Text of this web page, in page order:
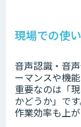
現場での使
音声認識・音
ーマンスや機
重要なのは「
かどうか」です
作業効率も上